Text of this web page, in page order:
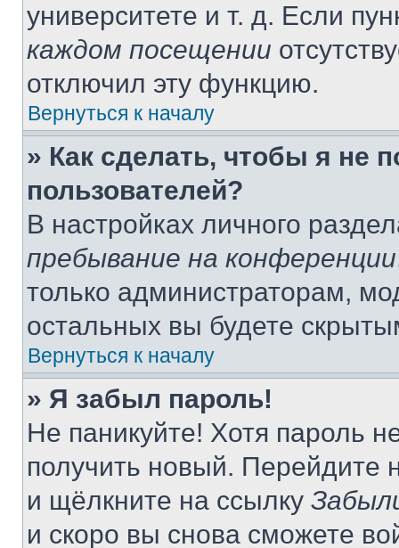
университете и т. д. Если
каждом посещении
отключил эту функцию.
Вернуться к началу
» Как сделать, чтобы я не
пользователей?
В настройках личного
пребывание на конференции
только администраторам,
остальных вы будете
Вернуться к началу
» Я забыл пароль!
Не паникуйте! Хотя пароль
получить новый. Перейдите
и щёлкните на ссылку
и скоро вы снова сможете